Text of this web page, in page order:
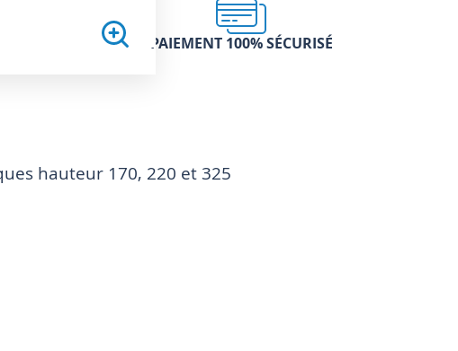
PAIEMENT 100% SÉCURISÉ
hauteur 170, 220 et 325